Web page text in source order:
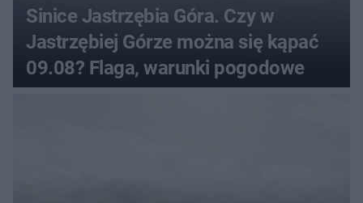
Sinice Jastrzębia Góra. Czy w
Jastrzębiej Górze można się kąpać
09.08? Flaga, warunki pogodowe